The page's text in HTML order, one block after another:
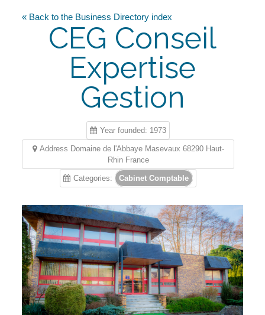
« Back to the Business Directory index
CEG Conseil
Expertise
Gestion
Year founded: 1973
Address Domaine de l'Abbaye Masevaux 68290 Haut-
Rhin France
Categories: Cabinet Comptable